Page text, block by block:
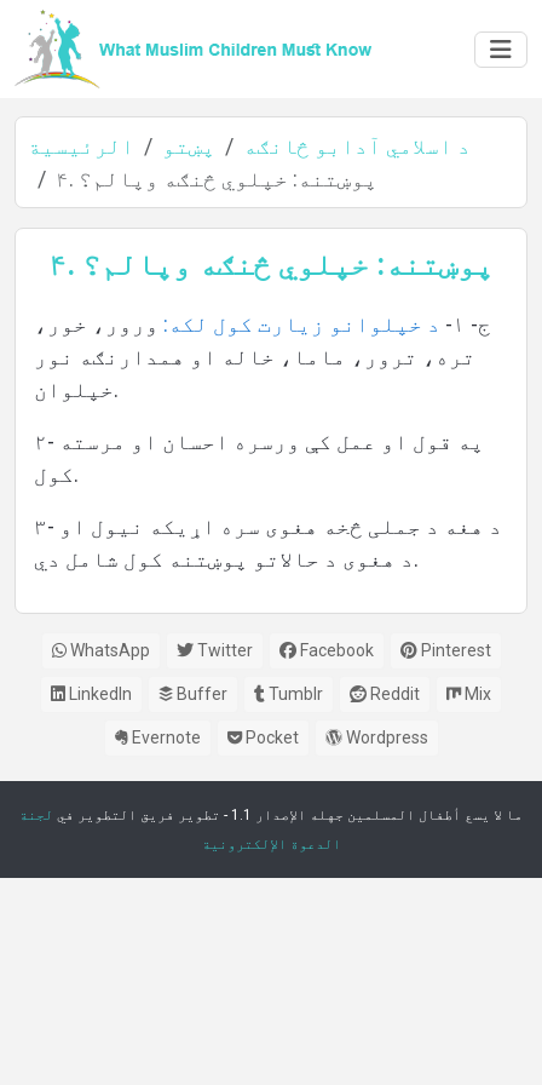
الرئيسية
عن
المؤلف
الرئيسية پښتو
د اسلامي آدابو څانګه
۴. پوښتنه: خپلوي څنګه وپالم؟
۴. پوښتنه: خپلوي څنګه وپالم؟
ج- ۱- د خپلوانو زیارت کول لکه: ورور، خور،
تره، ترور، ماما، خاله او همدارنګه نور
خپلوان.
۲- په قول او عمل کې ورسره احسان او مرسته
کول.
۳- د هغه د جملی څخه هغوی سره اړیکه نیول او
د هغوی د حالاتو پوښتنه کول شامل دي.
WhatsApp Twitter Facebook Pinterest
LinkedIn Buffer Tumblr Reddit Mix
Evernote Pocket Wordpress
ما لا يسع أطفال المسلمين جهله الإصدار 1.1 - تطوير فريق التطوير في
لجنة
الدعوة الإلكترونية